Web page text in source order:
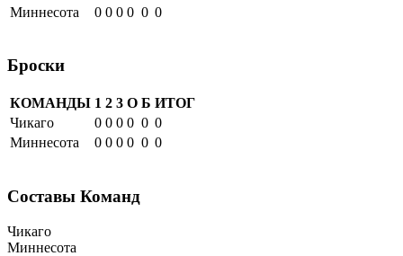
Миннесота 0 0 0 0 0 0
Броски
КОМАНДЫ 1 2 3 О Б ИТОГ
Чикаго
0 0 0 0 0 0
Миннесота
0 0 0 0 0 0
Составы Команд
Чикаго
Миннесота